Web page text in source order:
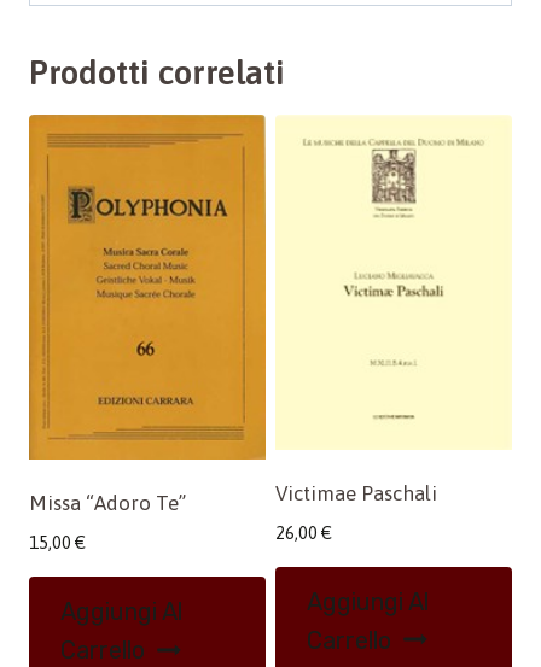
Prodotti correlati
Missa “Adoro Te”
15,00 €
Aggiungi Al
Carrello
Victimae Paschali
26,00 €
Aggiungi Al
Carrello